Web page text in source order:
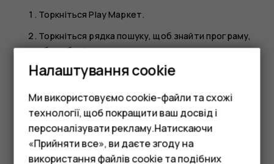
ТоркнітьсяPlay Маркет.
Торкніться рядка пошуку, щоб знайти програму,
або виберіть програму з рекомендованих вам.
У описі програми торкнітьсяУстановити
Щоб переглянути програми, перейдіть до головного
екрана та проведіть угору з нижньої частини екрана.
Налаштування cookie
Ми використовуємо cookie-файли та схожі
технології, щоб покращити ваш досвід і
персоналізувати рекламу.Натискаючи
«Прийняти все», ви даєте згоду на
використання файлів cookie та подібних